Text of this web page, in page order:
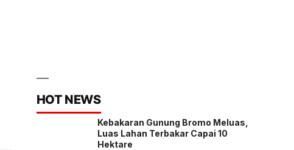
HOT NEWS
Kebakaran Gunung Bromo Meluas,
Luas Lahan Terbakar Capai 10
Hektare